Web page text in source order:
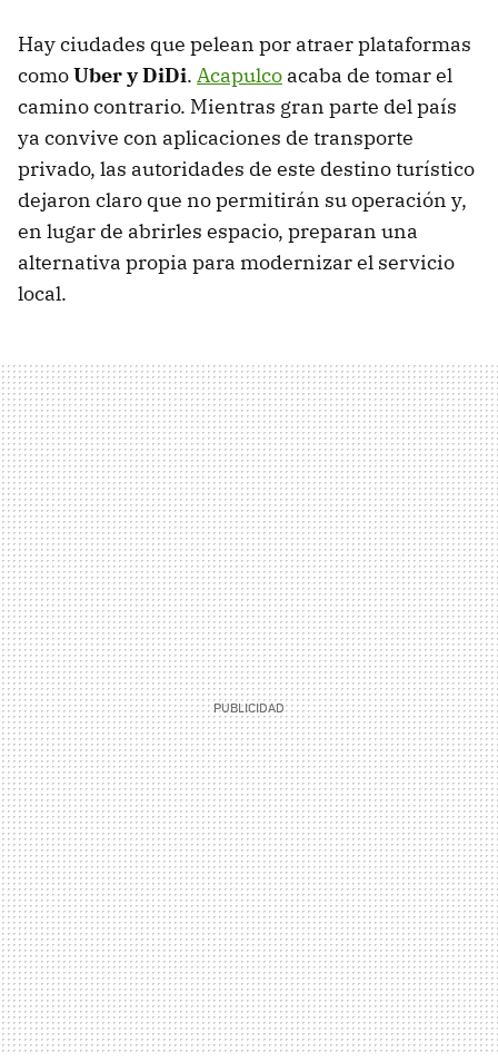
Hay ciudades que pelean por atraer plataformas
comoUber y DiDi. Acapulco acaba de tomar el
camino contrario. Mientras gran parte del país
ya convive con aplicaciones de transporte
privado, las autoridades de este destino turístico
dejaron claro que no permitirán su operación y,
en lugar de abrirles espacio, preparan una
alternativa propia para modernizar el servicio
local.